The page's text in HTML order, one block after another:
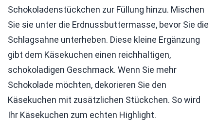
Schokoladenstückchen zur Füllung hinzu. Mischen
Sie sie unter die Erdnussbuttermasse, bevor Sie die
Schlagsahne unterheben. Diese kleine Ergänzung
gibt dem Käsekuchen einen reichhaltigen,
schokoladigen Geschmack. Wenn Sie mehr
Schokolade möchten, dekorieren Sie den
Käsekuchen mit zusätzlichen Stückchen. So wird
Ihr Käsekuchen zum echten Highlight.